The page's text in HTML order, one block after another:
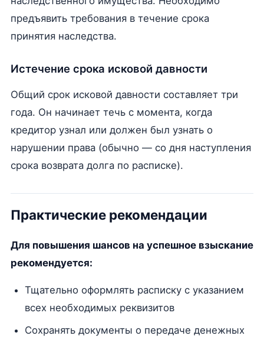
предъявить требования в течение срока
принятия наследства.
Истечение срока исковой давности
Общий срок исковой давности составляет три
года. Он начинает течь с момента, когда
кредитор узнал или должен был узнать о
нарушении права (обычно — со дня наступления
срока возврата долга по расписке).
Практические рекомендации
Для повышения шансов на успешное взыскание
рекомендуется:
Тщательно оформлять расписку с указанием
всех необходимых реквизитов
Сохранять документы о передаче денежных